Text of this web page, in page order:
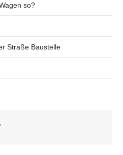
so?
Straße Baustelle